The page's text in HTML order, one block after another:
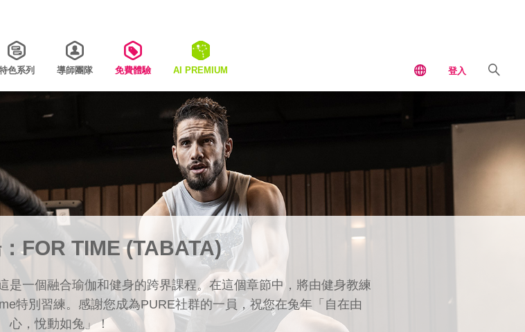
色系列 導師團隊 免費體驗 AI PREMIUM 登入
FOR TIME (TABATA)
是一個融合瑜伽和健身的跨界課程。在這個章節中，將由健身教練
特別習練。感謝您成為PURE社群的一員，祝您在兔年「自在由
心，悅動如兔」！